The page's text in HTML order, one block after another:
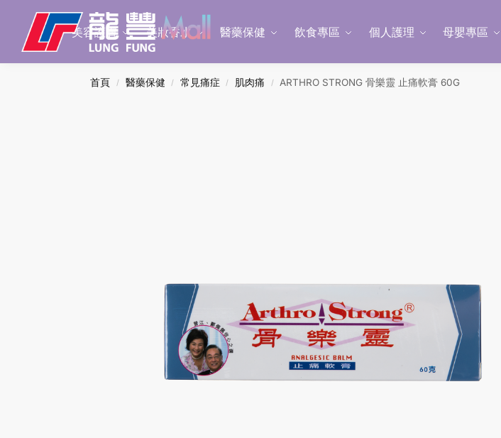
美容護膚 美妝香水 醫藥保健 飲食專區 個人護理 母嬰專區
Search
首頁 / 醫藥保健 / 常見痛症 / 肌肉痛 / ARTHRO STRONG 骨樂靈 止痛軟膏 60G